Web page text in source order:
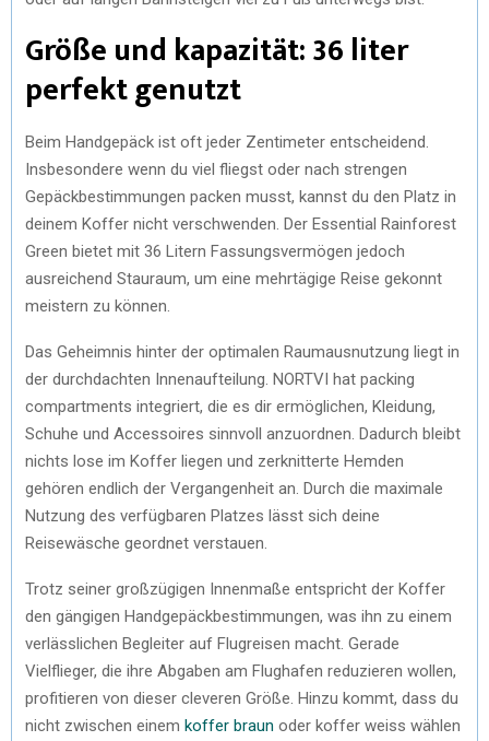
Größe und kapazität: 36 liter
perfekt genutzt
Beim Handgepäck ist oft jeder Zentimeter entscheidend.
Insbesondere wenn du viel fliegst oder nach strengen
Gepäckbestimmungen packen musst, kannst du den Platz in
deinem Koffer nicht verschwenden. Der Essential Rainforest
Green bietet mit 36 Litern Fassungsvermögen jedoch
ausreichend Stauraum, um eine mehrtägige Reise gekonnt
meistern zu können.
Das Geheimnis hinter der optimalen Raumausnutzung liegt in
der durchdachten Innenaufteilung. NORTVI hat packing
compartments integriert, die es dir ermöglichen, Kleidung,
Schuhe und Accessoires sinnvoll anzuordnen. Dadurch bleibt
nichts lose im Koffer liegen und zerknitterte Hemden
gehören endlich der Vergangenheit an. Durch die maximale
Nutzung des verfügbaren Platzes lässt sich deine
Reisewäsche geordnet verstauen.
Trotz seiner großzügigen Innenmaße entspricht der Koffer
den gängigen Handgepäckbestimmungen, was ihn zu einem
verlässlichen Begleiter auf Flugreisen macht. Gerade
Vielflieger, die ihre Abgaben am Flughafen reduzieren wollen,
profitieren von dieser cleveren Größe. Hinzu kommt, dass du
nicht zwischen einem koffer braun oder koffer weiss wählen